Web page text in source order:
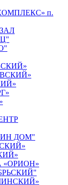
п.
ДОМ"
«ОРИОН»